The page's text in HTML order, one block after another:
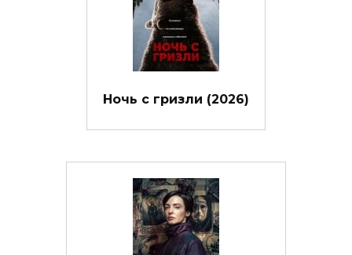
Ночь с гризли (2026)